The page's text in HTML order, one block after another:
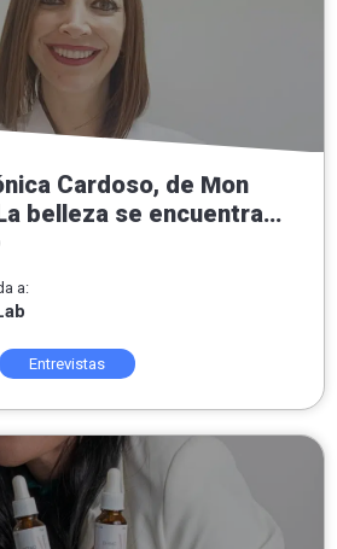
Cardoso, de Mon
belleza se encuentra
como por fuera»
a:
Entrevistas